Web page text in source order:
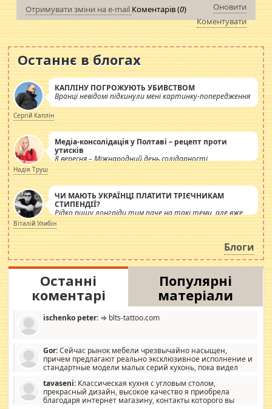
Отримувати зміни на e-mail Коментарів (0)
Оновити
Коментувати
Останнє в блогах
КАПЛІНУ ПОГРОЖУЮТЬ УБИВСТВОМ
Вранці невідомі підкинули мені картинку-попередження
Сергій Каплін
Медіа-консолідація у Полтаві – рецепт проти
утисків
8 вересня – Міжнародний день солідарності
журналістів.
Надія Труш
ЧИ МАЮТЬ УКРАЇНЦІ ПЛАТИТИ ТРІЄЧНИКАМ
СТИПЕНДІЇ?
Рідко пишу лонгріди тим паче на такі теми, але вже
просто дістало! Обурюють сьогоднішні інсенуації
навколо стипендіального питання. Штучно
роздувається ще одна соціальна катастрофа.
Віталій Улибін
Блоги
Останні
коментарі
Популярні
матеріали
ischenko peter: ⇒ blts-tattoo.com
Gor:Сейчас рынок мебели чрезвычайно насыщен,
причем предлагают реально эксклюзивное исполнение и
стандартные модели малых серий кухонь, пока видел
стандартные формы, в MebelOk, креативненько и что главное -
со вкусом все в порядке, без ненужных наворотов удорожающих
мебель, а это не последний фактор.
tavaseni: Классическая кухня с угловым столом,
прекрасный дизайн, высокое качество я приобрела
благодаря интернет магазину, контакты которого вы